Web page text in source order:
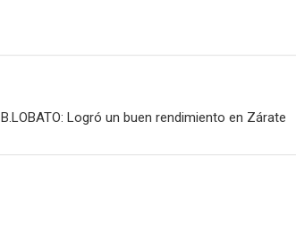
B.LOBATO: Logró un buen rendimiento en Zárate